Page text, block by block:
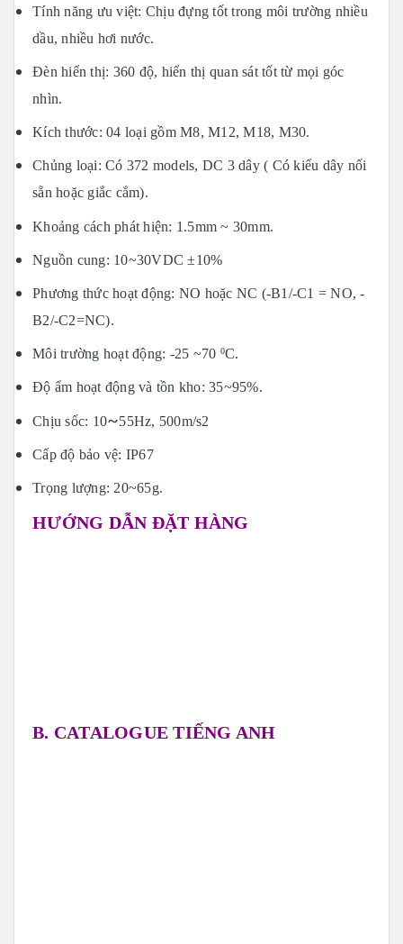
Tính năng ưu việt: Chịu đựng tốt trong môi trường nhiều
dầu, nhiều hơi nước.
Đèn hiển thị: 360 độ, hiển thị quan sát tốt từ mọi góc
nhìn.
Kích thước: 04 loại gồm M8, M12, M18, M30.
Chủng loại: Có 372 models, DC 3 dây ( Có kiểu dây nối
sẵn hoặc giắc cắm).
Khoảng cách phát hiện: 1.5mm ~ 30mm.
Nguồn cung: 10~30VDC ±10%
Phương thức hoạt động: NO hoặc NC (-B1/-C1 = NO, -
B2/-C2=NC).
Môi trường hoạt động: -25 ~70 0C.
Độ ẩm hoạt động và tồn kho: 35~95%.
Chịu sốc: 10~55Hz, 500m/s2
Cấp độ bảo vệ: IP67
Trọng lượng: 20~65g.
HƯỚNG DẪN ĐẶT HÀNG
B. CATALOGUE TIẾNG ANH